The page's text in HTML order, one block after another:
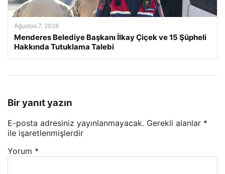
Ağustos 7, 2026
Menderes Belediye Başkanı İlkay Çiçek ve 15 Şüpheli
Hakkında Tutuklama Talebi
Bir yanıt yazın
E-posta adresiniz yayınlanmayacak. Gerekli alanlar *
ile işaretlenmişlerdir
Yorum *